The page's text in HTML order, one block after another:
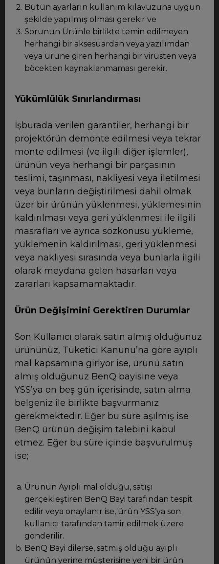
Bütün ayarların kullanım kılavuzuna uygun
şekilde yapılmış olması gerekir ve
Sorunun Ürünle birlikte temin edilmeyen
herhangi bir aksesuardan veya yazılımdan
veya ürüne giren herhangi bir virüsten veya
böcekten kaynaklanmaması gerekir.
Yükümlülük Sınırlandırması
İşburada verilen garantiler, herhangi bir
projektörün demonte edilmesi veya tekrar
monte edilmesi (ve ilgili diğer işlemler),
ürünün veya herhangi bir parçasının
teslimi, taşınması, nakliyesi veya iletilmesi
veya bunların değiştirilmesi dahil olmak
üzer bir ürünün yüklenmesi, yüklemesinin
kaldırılması veya geri yüklenmesi ile ilgili
masrafları ve ayrıca sözkonusu yükleme,
yüklemenin kaldırılması, geri yüklenmesi
veya nakliyesi sırasında veya bunlarla ilgili
olarak meydana gelen hasarları veya
zararları kapsamamaktadır.
Ürün Değişimini Gerektiren Durumlar
Son Kullanıcı olarak satın almış olduğunuz
ürününüz, Tüketici Kanunu’na göre ayıplı
mal kapsamına giriyor ise, ürünü satın
almış olduğunuz BenQ bayisine veya
YSS’ya on beş gün içerisinde, satın alma
belgeniz ile birlikte başvurmanız
gerekmektedir. Eğer bu süre aşılmış ise
BenQ ürünün değişim talebini kabul
etmez. Eğer bu süre içinde başvurulmuş
ise;
Ürünün Ayıplı mal olduğu, satışı
gerçekleştiren BenQ Bayi tarafından tespit
edilir veya onaylanır ise, ürün YSS’ya son
kullanıcı tarafından tamir edilmek üzere
gönderilir.
BenQ Bayi dilerse, satmış olduğu ayıplı
ürünün yerine müşterisine yeni bir ürün